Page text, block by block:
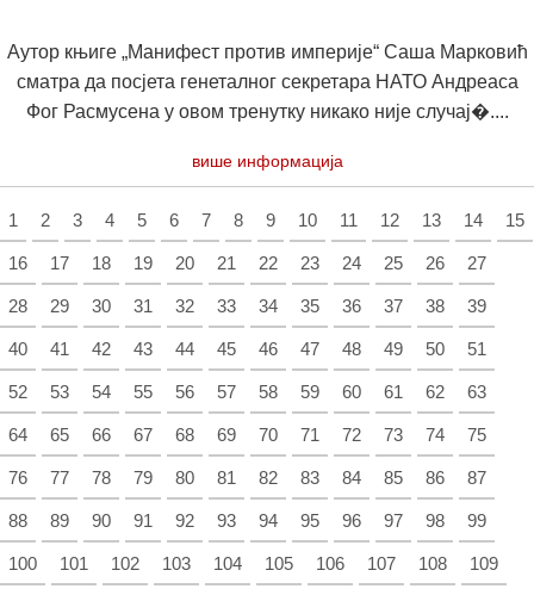
Аутор књиге „Манифест против империје“ Саша Марковић
сматра да посјета генеталног секретара НАТО Андреаса
Фог Расмусена у овом тренутку никако није случај�....
више информација
1 2 3 4 5 6 7 8 9 10 11 12 13 14 15
16 17 18 19 20 21 22 23 24 25 26 27
28 29 30 31 32 33 34 35 36 37 38 39
40 41 42 43 44 45 46 47 48 49 50 51
52 53 54 55 56 57 58 59 60 61 62 63
64 65 66 67 68 69 70 71 72 73 74 75
76 77 78 79 80 81 82 83 84 85 86 87
88 89 90 91 92 93 94 95 96 97 98 99
100 101 102 103 104 105 106 107 108 109